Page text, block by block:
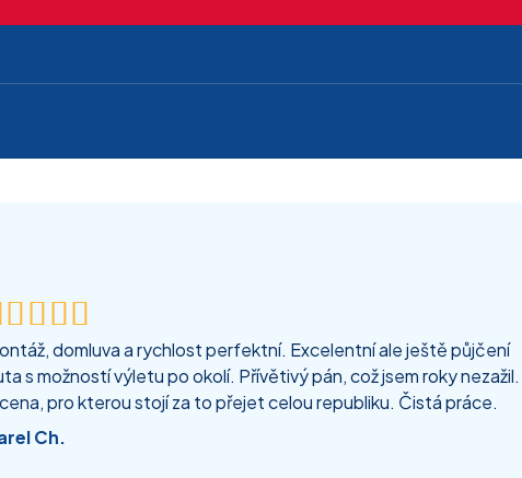

domluva a rychlost perfektní. Excelentní ale ještě půjčení
s možností výletu po okolí. Přívětivý pán, což jsem roky nezažil.
pro kterou stojí za to přejet celou republiku. Čistá práce.
Ch.